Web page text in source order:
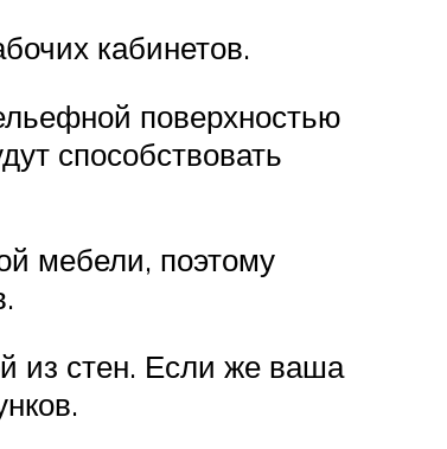
кабинетов.
поверхностью
способствовать
мебели, поэтому
из стен. Если же ваша